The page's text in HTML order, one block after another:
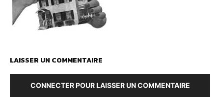
LAISSER UN COMMENTAIRE
CONNECTER POUR LAISSER UN COMMENTAIRE